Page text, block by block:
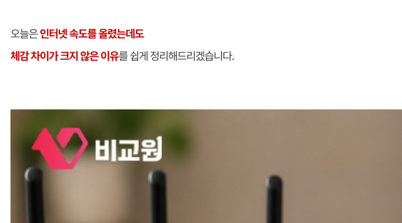
오늘은인터넷 속도를 올렸는데도
체감 차이가 크지 않은 이유를 쉽게 정리해드리겠습니다.